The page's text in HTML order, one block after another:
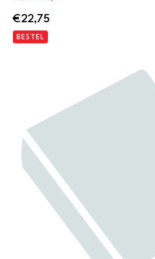
€22,75
BESTEL